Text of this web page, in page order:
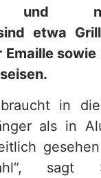
und
etwa
Emaille
in
als in
sagt